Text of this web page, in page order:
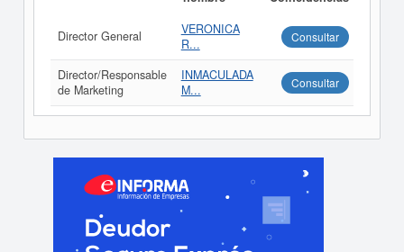
Director General
VERONICA
R...
Consultar
Director/Responsable
de Marketing
INMACULADA
M...
Consultar